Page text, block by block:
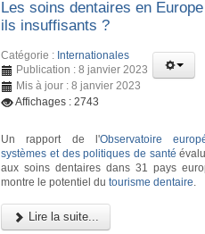
Les soins dentaires en
ils insuffisants ?
Catégorie : Internationales
Publication : 8 janvier 2023
Mis à jour : 8 janvier 2023
Affichages : 2743
Un rapport de l'Observatoire
systèmes et des politiques de santé
aux soins dentaires dans 31 pays
montre le potentiel dutourisme dentaire.
Lire la suite...